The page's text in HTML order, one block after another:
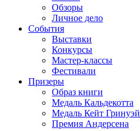
Обзоры
Личное дело
События
Выставки
Конкурсы
Мастер-классы
Фестивали
Призеры
Образ книги
Медаль Кальдекотта
Медаль Кейт Гринуэй
Премия Андерсена